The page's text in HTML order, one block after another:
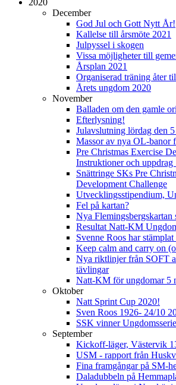
December
God Jul och Gott Nytt År!
Kallelse till årsmöte 2021
Julpyssel i skogen
Vissa möjligheter till
Årsplan 2021
Organiserad träning åter
Årets ungdom 2020
November
Balladen om den gamle
Efterlysning!
Julavslutning lördag den
Massor av nya OL-banor
Pre Christmas Exercise
Instruktioner och uppdrag
Snättringe SKs Pre
Development Challenge
Utvecklingsstipendium,
Fel på kartan?
Nya Flemingsbergskartan
Resultat Natt-KM
Svenne Roos har stämplat
Keep calm and carry on
Nya riktlinjer från SOFT
tävlingar
Natt-KM för ungdomar 5
Oktober
Natt Sprint Cup 2020!
Sven Roos 1926- 24/10
SSK vinner
September
Kickoff-läger, Västervik
USM - rapport från
Fina framgångar på SM-
Daladubbeln på